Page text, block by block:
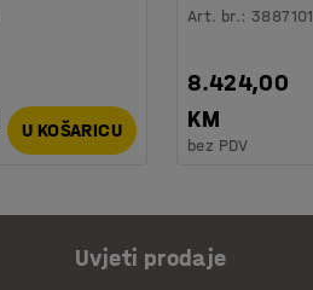
U KOŠARICU
Art. br.:3887101
8.424,00
KM
bez PDV
Uvjeti prodaje